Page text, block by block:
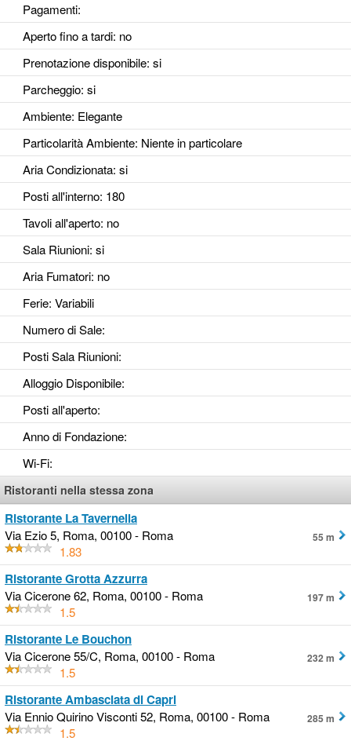
Pagamenti:
Aperto fino a tardi: no
Prenotazione disponibile: si
Parcheggio: si
Ambiente: Elegante
Particolarità Ambiente: Niente in particolare
Aria Condizionata: si
Posti all'interno: 180
Tavoli all'aperto: no
Sala Riunioni: si
Aria Fumatori: no
Ferie: Variabili
Numero di Sale:
Posti Sala Riunioni:
Alloggio Disponibile:
Posti all'aperto:
Anno di Fondazione:
Wi-Fi:
Ristoranti nella stessa zona
Ristorante La Tavernella
Via Ezio 5, Roma, 00100 - Roma
1.83
55 m
Ristorante Grotta Azzurra
Via Cicerone 62, Roma, 00100 - Roma
1.5
197 m
Ristorante Le Bouchon
Via Cicerone 55/C, Roma, 00100 - Roma
1.5
232 m
Ristorante Ambasciata di Capri
Via Ennio Quirino Visconti 52, Roma, 00100 - Roma
1.5
285 m